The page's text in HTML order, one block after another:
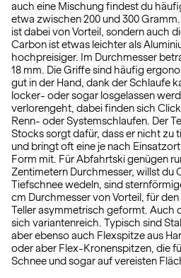
auch eine Mischung findest du
etwa zwischen 200 und 300
ist dabei von Vorteil, sondern auch
Carbon ist etwas leichter als
hochpreisiger. Im Durchmesser
18 mm. Die Griffe sind häufig
gut in der Hand, dank der Schlaufe
locker- oder sogar losgelassen
verlorengeht, dabei finden sich
Renn- oder Systemschlaufen. Der
Stocks sorgt dafür, dass er nicht zu
und bringt oft eine je nach
Form mit. Für Abfahrtski genügen
Zentimetern Durchmesser, willst du
Tiefschnee wedeln, sind
cm Durchmesser von Vorteil, für
Teller asymmetrisch geformt. Auch
sich variantenreich. Typisch sind
aber ebenso auch Flexspitze aus
oder aber Flex-Kronenspitzen, die
Schnee und sogar auf vereisten